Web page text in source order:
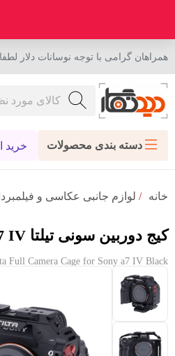
همراهان گرامی با توجه نوسانات دلار
دسته بندی محصولات خرید
خانه / لوازم جانبی عکاسی و
کیج دوربین سونی تیلتا Tilta Full Camera Cage for Sony a7 IV مشکی
Full Camera Cage for Sony a7 IV Black